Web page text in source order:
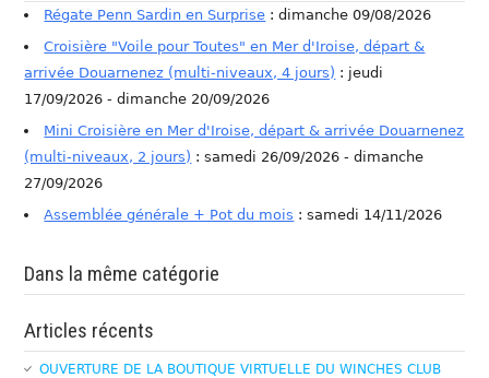
Régate Penn Sardin en Surprise : dimanche 09/08/2026
Croisière "Voile pour Toutes" en Mer d'Iroise, départ &
arrivée Douarnenez (multi-niveaux, 4 jours) : jeudi
17/09/2026 - dimanche 20/09/2026
Mini Croisière en Mer d'Iroise, départ & arrivée Douarnenez
(multi-niveaux, 2 jours) : samedi 26/09/2026 - dimanche
27/09/2026
Assemblée générale + Pot du mois : samedi 14/11/2026
Dans la même catégorie
Articles récents
OUVERTURE DE LA BOUTIQUE VIRTUELLE DU WINCHES CLUB